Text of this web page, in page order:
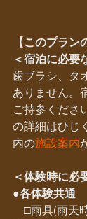
【このプラン
＜宿泊に必要
歯ブラシ、タ
ありません。
ご持参くださ
の詳細はひじ
内の施設案内
＜体験時に必
●各体験共通
□雨具(雨天